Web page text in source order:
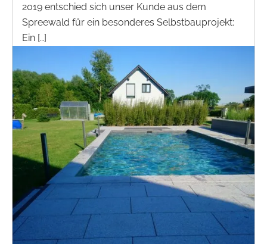
2019 entschied sich unser Kunde aus dem
Spreewald für ein besonderes Selbstbauprojekt:
Ein […]